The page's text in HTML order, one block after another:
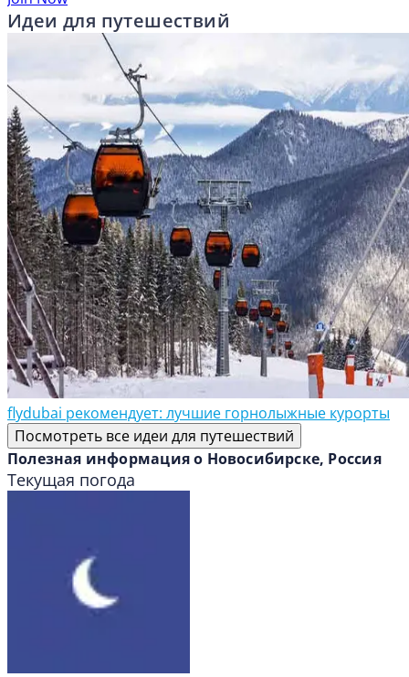
Идеи для путешествий
flydubai рекомендует: лучшие горнолыжные курорты
Посмотреть все идеи для путешествий
Полезная информация о Новосибирске, Россия
Текущая погода